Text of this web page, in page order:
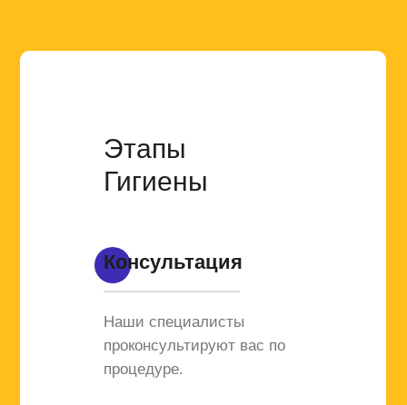
Этапы
Гигиены
Наши специалисты
проконсультируют вас по
процедуре.
Консультация